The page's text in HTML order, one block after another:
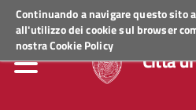
Continuando a navigare questo sito
all'utilizzo dei cookie sul browser
nostraCookie Policy
Regione VenetoACCEDI AI SERVIZI
Città